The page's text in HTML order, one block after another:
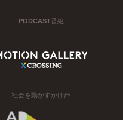
PODCAST番組
社会を動かすかけ声